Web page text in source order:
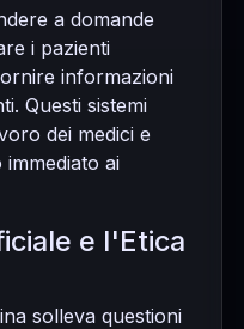
a domande
i pazienti
informazioni
Questi sistemi
dei medici e
ai
e l'Etica
solleva questioni